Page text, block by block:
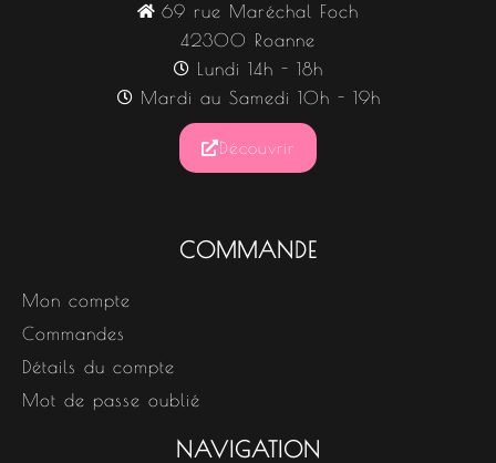
69 rue Maréchal Foch
42300 Roanne
Lundi 14h - 18h
Mardi au Samedi 10h - 19h
Découvrir
COMMANDE
Mon compte
Commandes
Détails du compte
Mot de passe oublié
NAVIGATION